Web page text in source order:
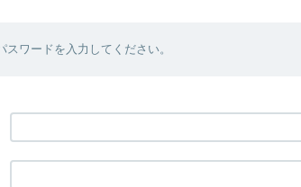
ワードを入力してください。